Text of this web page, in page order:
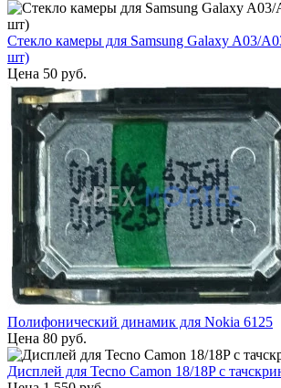
Стекло камеры для Samsung Galaxy A03/
шт)
Цена 50 руб.
Полифонический динамик для Nokia 6125
Цена 80 руб.
Дисплей для Tecno Camon 18/18P с